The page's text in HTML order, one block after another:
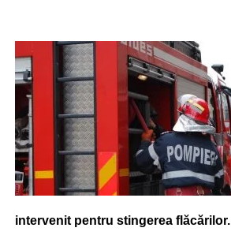
intervenit pentru stingerea flăcărilor.